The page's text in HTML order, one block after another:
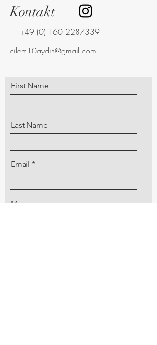
Kontakt
+49 (0) 160 2287339
cilem10aydin@gmail.com
First Name
Last Name
Email
Message